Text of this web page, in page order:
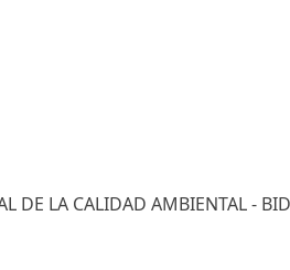
DE LA CALIDAD AMBIENTAL -